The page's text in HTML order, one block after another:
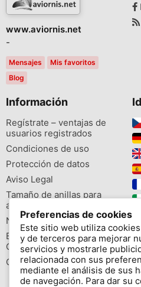
www.aviornis.net
-
Mensajes
Mis favoritos
Blog
Información
Regístrate – ventajas de
usuarios registrados
Condiciones de uso
Protección de datos
Aviso Legal
Tamaño de anillas para
aves
Newsletter
Buscador de especies
Cites
Colores de las anillas
Preferencias de cookies
Este sitio web utiliza
y de terceros para mejorar
servicios y mostrarle
relacionada con sus
mediante el análisis de sus
de navegación. Para dar su